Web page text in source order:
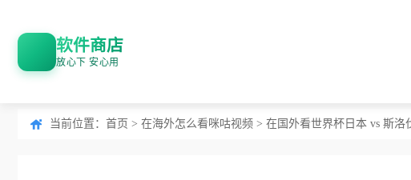
软件商店
放心下 安心用
当前位置： 首页 > 在海外怎么看咪咕视频 > 在国外看世界杯日本 vs 斯